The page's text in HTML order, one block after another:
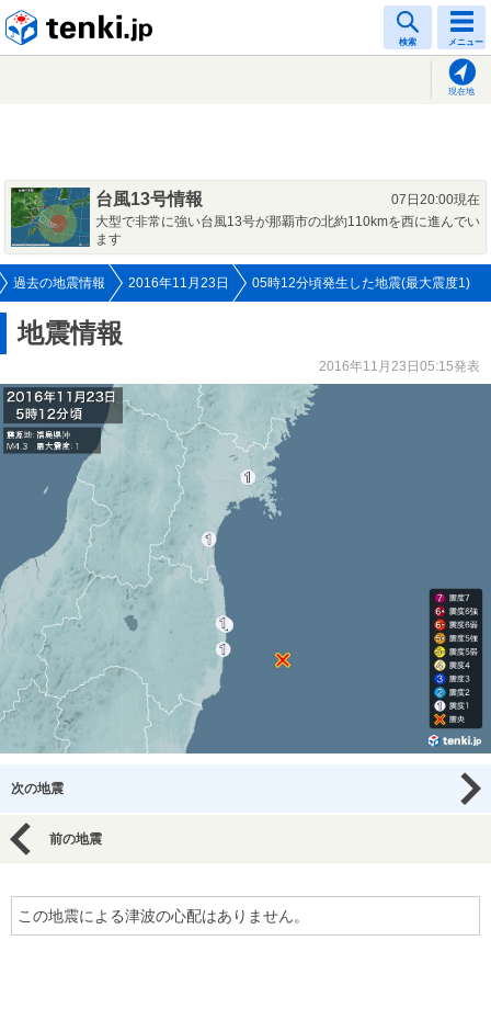
検索 メニュー
現在地
台風13号情報
07日20:00現在
大型で非常に強い台風13号が那覇市の北約110kmを西に進んでい
ます
過去の地震情報 2016年11月23日 05時12分頃発生した地震(最大震度1)
地震情報
2016年11月23日05:15発表
次の地震
前の地震
この地震による津波の心配はありません。